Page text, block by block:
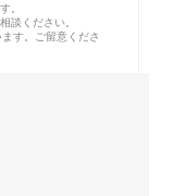
。
談ください。
す。ご留意くださ